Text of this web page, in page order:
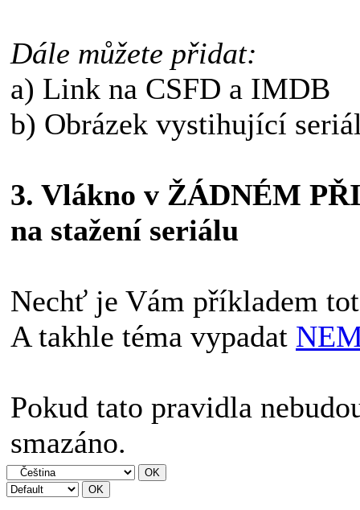
Dále můžete přidat:
a) Link na CSFD a IMDB
b) Obrázek vystihující
3. Vlákno v ŽÁDNÉM
na stažení seriálu
Nechť je Vám příkladem
A takhle téma vypadat
Pokud tato pravidla
smazáno.